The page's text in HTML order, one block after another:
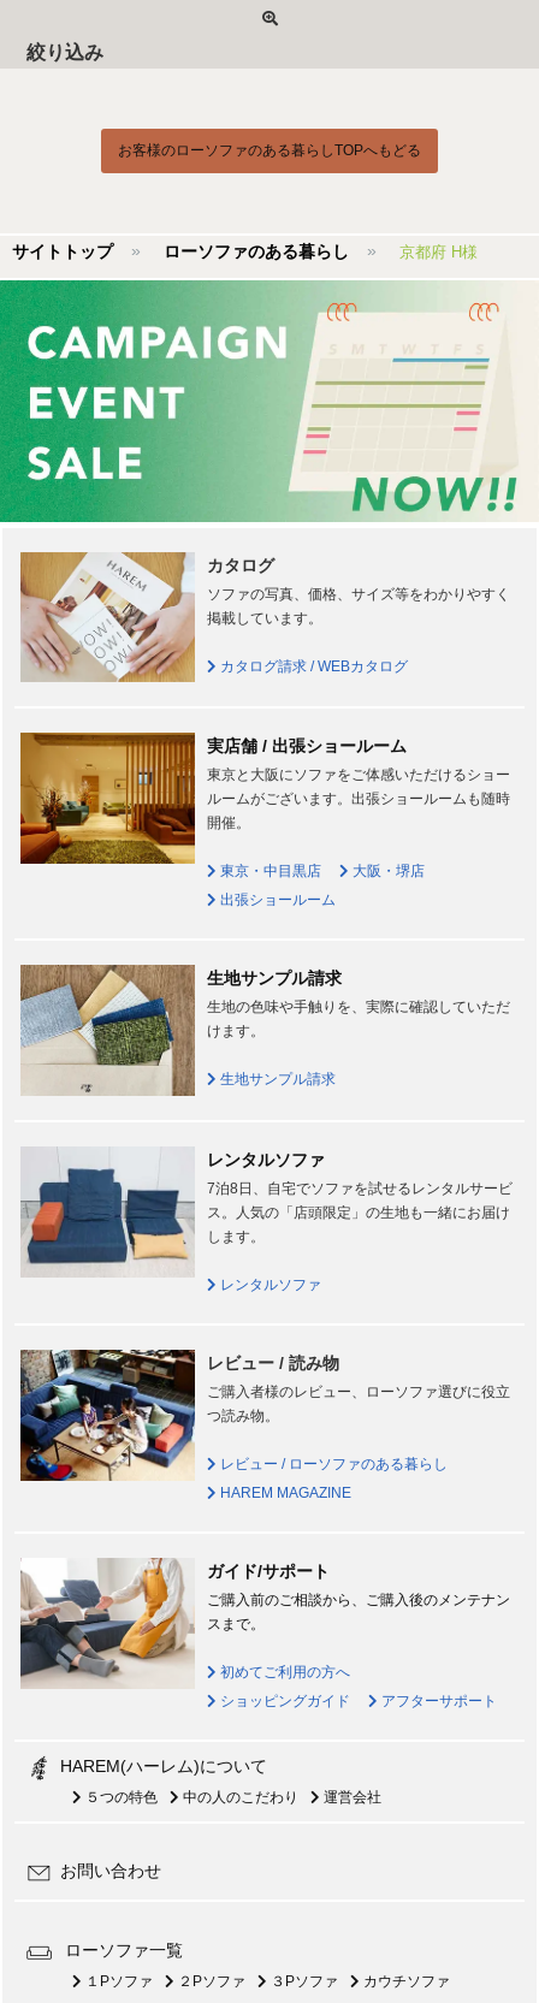
絞り込み
お客様のローソファのある暮らしTOPへもどる
サイトトップ ローソファのある暮らし 京都府 H様
カタログ
ソファの写真、価格、サイズ等をわかりやすく
掲載しています。
カタログ請求 / WEBカタログ
実店舗 / 出張ショールーム
東京と大阪にソファをご体感いただけるショー
ルームがございます。出張ショールームも随時
開催。
東京・中目黒店
大阪・堺店
出張ショールーム
生地サンプル請求
生地の色味や手触りを、実際に確認していただ
けます。
生地サンプル請求
レンタルソファ
7泊8日、自宅でソファを試せるレンタルサービ
ス。人気の「店頭限定」の生地も一緒にお届け
します。
レンタルソファ
レビュー / 読み物
ご購入者様のレビュー、ローソファ選びに役立
つ読み物。
レビュー / ローソファのある暮らし
HAREM MAGAZINE
ガイド/サポート
ご購入前のご相談から、ご購入後のメンテナン
スまで。
初めてご利用の方へ
ショッピングガイド
アフターサポート
HAREM(ハーレム)について
５つの特色 中の人のこだわり 運営会社
お問い合わせ
ローソファ一覧
１Pソファ ２Pソファ ３Pソファ
カウチソファ